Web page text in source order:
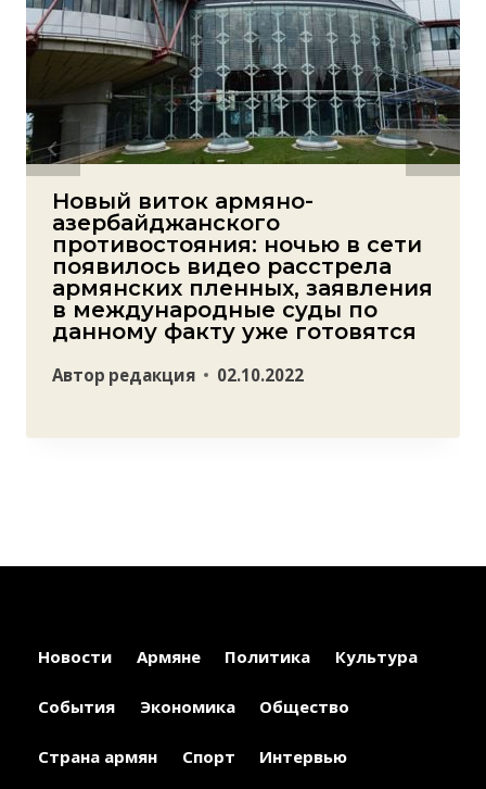
Новый виток армяно-
азербайджанского
противостояния: ночью в сети
появилось видео расстрела
армянских пленных, заявления
в международные суды по
данному факту уже готовятся
Автор редакция 02.10.2022
Новости Армяне Политика Культура
События Экономика Общество
Страна армян Спорт Интервью